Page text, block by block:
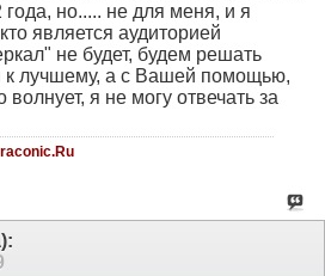
года, но..... не для меня, и я
является аудиторией
не будет, будем решать
к лучшему, а с Вашей помощью,
я не могу отвечать за